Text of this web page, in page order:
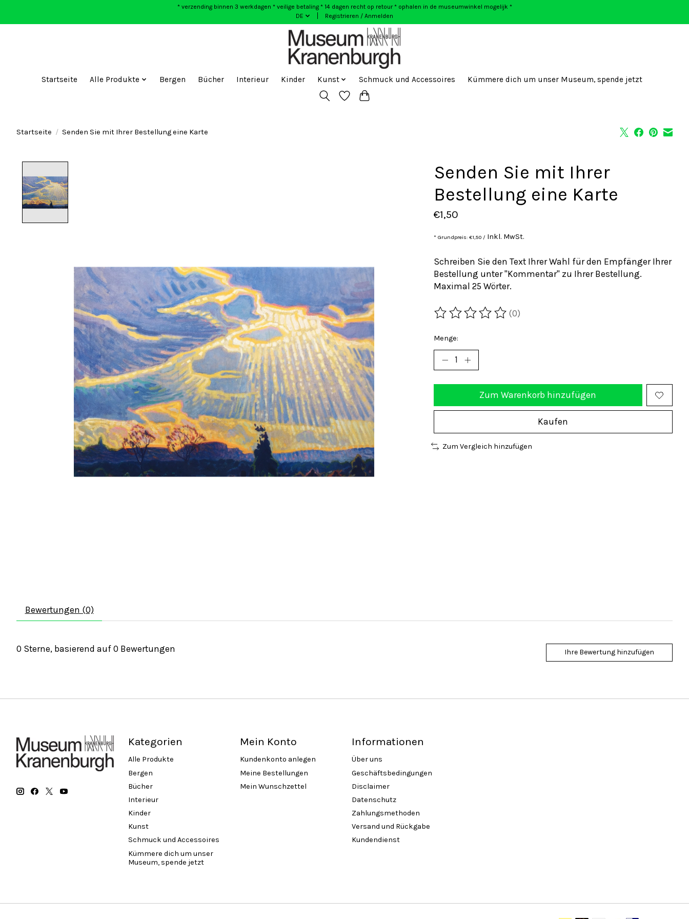
* verzending binnen 3 werkdagen * veilige betaling * 14 dagen recht op retour * ophalen in de museumwinkel mogelijk *
DE
Registrieren / Anmelden
Startseite Alle Produkte Bergen Bücher Interieur Kinder Kunst Schmuck und Accessoires Kümmere dich um unser Museum, spende jetzt
Startseite / Senden Sie mit Ihrer Bestellung eine Karte
Senden Sie mit Ihrer
Bestellung eine Karte
€1,50
* Grundpreis: €1,50 / Inkl. MwSt.
Schreiben Sie den Text Ihrer Wahl für den Empfänger Ihrer
Bestellung unter "Kommentar" zu Ihrer Bestellung.
Maximal 25 Wörter.
Die Bewertung dieses Produkts ist
(0)
Menge:
Zum Warenkorb hinzufügen
Kaufen
Zum Vergleich hinzufügen
Bewertungen (0)
0 Sterne, basierend auf 0 Bewertungen Ihre Bewertung hinzufügen
Kategorien
Alle Produkte
Bergen
Bücher
Interieur
Kinder
Kunst
Schmuck und Accessoires
Kümmere dich um unser
Museum, spende jetzt
Mein Konto
Kundenkonto anlegen
Meine Bestellungen
Mein Wunschzettel
Informationen
Über uns
Geschäftsbedingungen
Disclaimer
Datenschutz
Zahlungsmethoden
Versand und Rückgabe
Kundendienst